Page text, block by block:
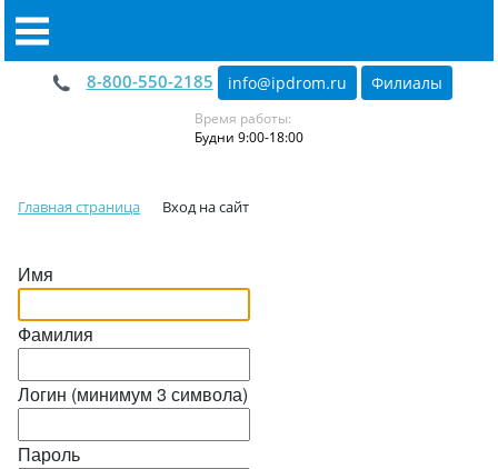
8-800-550-2185 info@ipdrom.ru Филиалы
Время работы:
Будни 9:00-18:00
Главная страница Вход на сайт
Имя
Фамилия
Логин (минимум 3 символа)
Пароль